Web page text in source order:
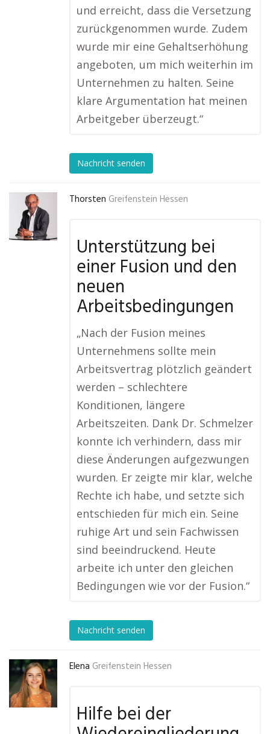
und erreicht, dass die Versetzung
zurückgenommen wurde. Zudem
wurde mir eine Gehaltserhöhung
angeboten, um mich weiterhin im
Unternehmen zu halten. Seine
klare Argumentation hat meinen
Arbeitgeber überzeugt.“
Nachricht senden
Thorsten Greifenstein Hessen
Unterstützung bei
einer Fusion und den
neuen
Arbeitsbedingungen
„Nach der Fusion meines
Unternehmens sollte mein
Arbeitsvertrag plötzlich geändert
werden – schlechtere
Konditionen, längere
Arbeitszeiten. Dank Dr. Schmelzer
konnte ich verhindern, dass mir
diese Änderungen aufgezwungen
wurden. Er zeigte mir klar, welche
Rechte ich habe, und setzte sich
entschieden für mich ein. Seine
ruhige Art und sein Fachwissen
sind beeindruckend. Heute
arbeite ich unter den gleichen
Bedingungen wie vor der Fusion.“
Nachricht senden
Elena Greifenstein Hessen
Hilfe bei der